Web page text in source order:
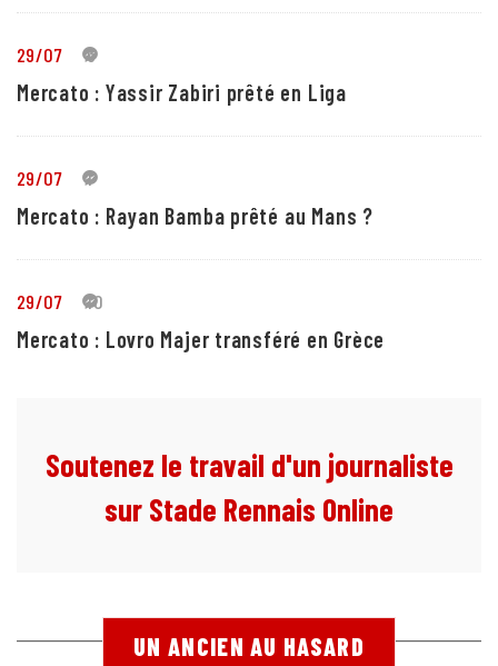
29/07 5
Mercato : Yassir Zabiri prêté en Liga
29/07 1
Mercato : Rayan Bamba prêté au Mans ?
29/07 10
Mercato : Lovro Majer transféré en Grèce
Soutenez le travail d'un journaliste
sur Stade Rennais Online
UN ANCIEN AU HASARD